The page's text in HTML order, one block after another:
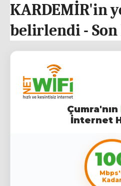
KARDEMİR'in
belirlendi -
Çumra'nın
İnternet